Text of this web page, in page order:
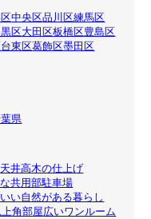
中央区品川区練馬区
黒区大田区板橋区豊島区
台東区葛飾区墨田区
県
天井高木の仕上げ
共用部駐車場
い自然がある暮らし
上角部屋広いワンルーム